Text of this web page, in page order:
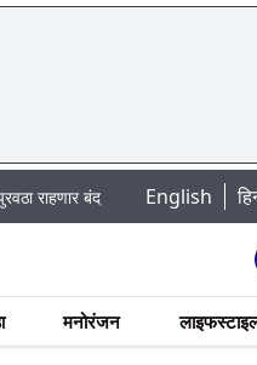
बंद; पहा कुठे असेल पाणी बंद|
English
मनोरंजन